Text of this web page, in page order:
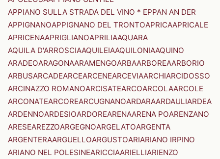
APPIANO SULLA STRADA DEL VINO * EPPAN AN DER
APPIGNANOAPPIGNANO DEL TRONTOAPRICAAPRICALE
APRICENAAPRIGLIANOAPRILIAAQUARA
AQUILA D'ARROSCIAAQUILEIAAQUILONIAAQUINO
ARADEOARAGONAARAMENGOARBAARBOREAARBORIO
ARBUSARCADEARCEARCENEARCEVIAARCHIARCIDOSSO
ARCINAZZO ROMANOARCISATEARCOARCOLAARCOLE
ARCONATEARCOREARCUGNANOARDARAARDAULIARDEA
ARDENNOARDESIOARDOREARENAARENA POARENZANO
ARESEAREZZOARGEGNOARGELATOARGENTA
ARGENTERAARGUELLOARGUSTOARIARIANO IRPINO
ARIANO NEL POLESINEARICCIAARIELLIARIENZO